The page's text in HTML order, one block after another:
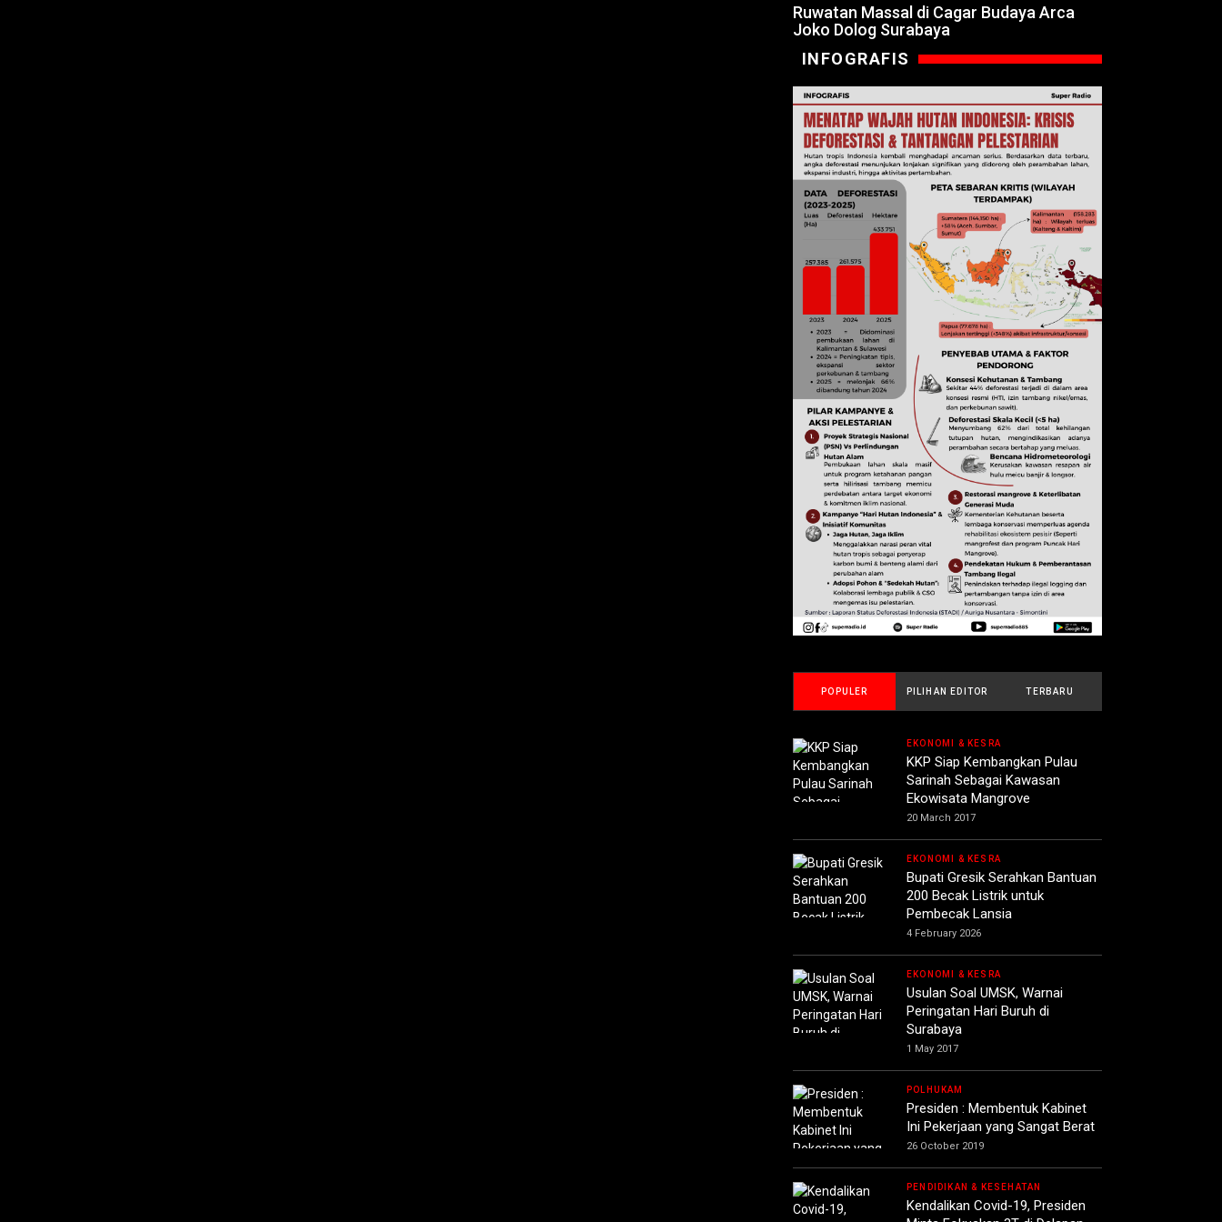
Ruwatan Massal di Cagar Budaya Arca
Joko Dolog Surabaya
INFOGRAFIS
POPULER PILIHAN EDITOR TERBARU
EKONOMI & KESRA
KKP Siap Kembangkan Pulau
Sarinah Sebagai Kawasan
Ekowisata Mangrove
20 March 2017
EKONOMI & KESRA
Bupati Gresik Serahkan Bantuan
200 Becak Listrik untuk
Pembecak Lansia
4 February 2026
EKONOMI & KESRA
Usulan Soal UMSK, Warnai
Peringatan Hari Buruh di
Surabaya
1 May 2017
POLHUKAM
Presiden : Membentuk Kabinet
Ini Pekerjaan yang Sangat Berat
26 October 2019
PENDIDIKAN & KESEHATAN
Kendalikan Covid-19, Presiden